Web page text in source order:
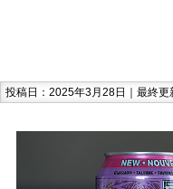
投稿日：2025年3月28日｜最終